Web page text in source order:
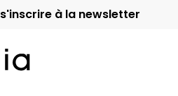
s'inscrire à la newsletter